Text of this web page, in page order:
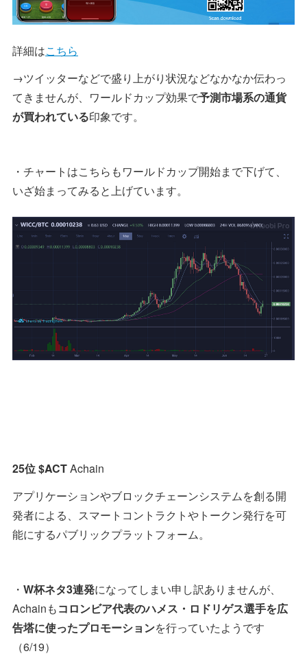
詳細はこちら
→ツイッターなどで盛り上がり状況などなかなか伝わっ
てきませんが、ワールドカップ効果で予測市場系の通貨
が買われている印象です。
・チャートはこちらもワールドカップ開始まで下げて、
いざ始まってみると上げています。
25位 $ACTAchain
アプリケーションやブロックチェーンシステムを創る開
発者による、スマートコントラクトやトークン発行を可
能にするパブリックプラットフォーム。
・ W杯ネタ3連発になってしまい申し訳ありませんが、
Achainもコロンビア代表のハメス・ロドリゲス選手を広
告塔に使ったプロモーションを行っていたようです
（6/19）